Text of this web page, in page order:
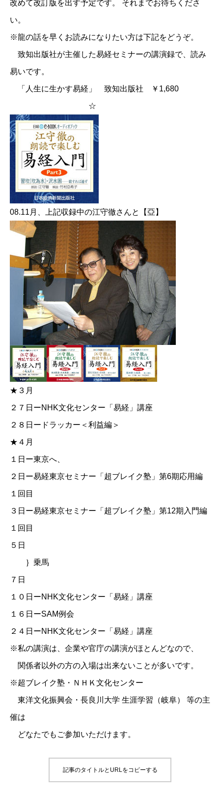
改めて改訂版を出す予定です。 それまでお待ちくださ
い。
※龍の話を早くお読みになりたい方は下記をどうぞ。
致知出版社が主催した易経セミナーの講演録で、読み
易いです。
「人生に生かす易経」 致知出版社 ￥1,680
☆
08.11月、上記収録中の江守徹さんと【亞】
★３月
２７日ーNHK文化センター「易経」講座
２８日ードラッカー＜利益編＞
★４月
１日ー東京へ、
２日ー易経東京セミナー「超ブレイク塾」第6期応用編
１回目
３日ー易経東京セミナー「超ブレイク塾」第12期入門編
１回目
５日
｝乗馬
７日
１０日ーNHK文化センター「易経」講座
１６日ーSAM例会
２４日ーNHK文化センター「易経」講座
※私の講演は、企業や官庁の講演がほとんどなので、
関係者以外の方の入場は出来ないことが多いです。
※超ブレイク塾・ＮＨＫ文化センター
東洋文化振興会・長良川大学 生涯学習（岐阜） 等の主
催は
どなたでもご参加いただけます。
記事のタイトルとURLをコピーする